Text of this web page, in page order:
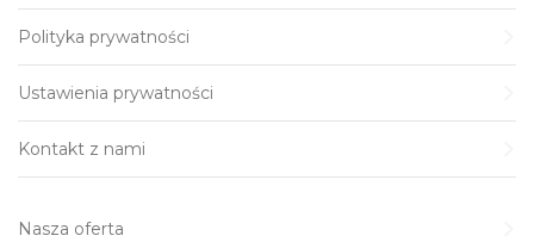
Polityka prywatności
Ustawienia prywatności
Kontakt z nami
Nasza oferta